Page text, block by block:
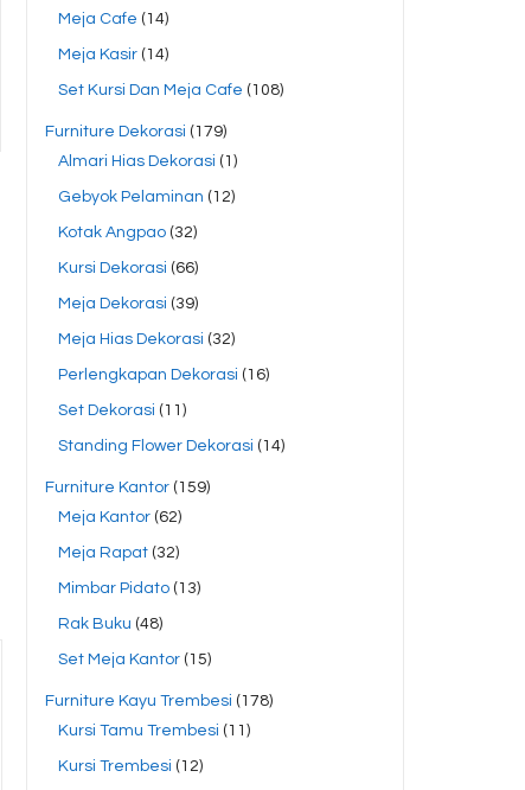
Meja Cafe (14)
Meja Kasir(14)
Set Kursi Dan Meja Cafe (108)
Furniture Dekorasi (179)
Almari Hias Dekorasi (1)
Gebyok Pelaminan (12)
Kotak Angpao(32)
Kursi Dekorasi (66)
Meja Dekorasi (39)
Meja Hias Dekorasi (32)
Perlengkapan Dekorasi (16)
Set Dekorasi (11)
Standing Flower Dekorasi (14)
Furniture Kantor(159)
Meja Kantor(62)
Meja Rapat(32)
Mimbar Pidato(13)
Rak Buku (48)
Set Meja Kantor(15)
Furniture Kayu Trembesi (178)
Kursi Tamu Trembesi (11)
Kursi Trembesi (12)